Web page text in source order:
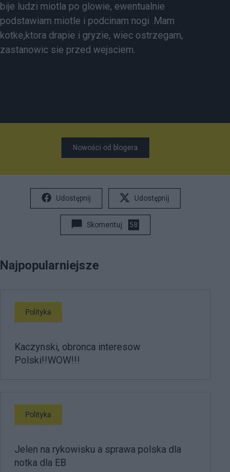
bije ludzi miotla po glowie, ewentualnie
podstawiam miotle i podcinam nogi .Mam
kotke,ktora drapie i gryzie, wiec ostrzegam,
zastanowic sie przed wejsciem.
Nowości od blogera
Udostępnij Udostępnij
Skomentuj 58
Najpopularniejsze
Polityka
Kaczynski, obronca interesow
Polski!!WOW!!!
Polityka
Jelen na rykowisku a sprawa polska dla
notka dla EB